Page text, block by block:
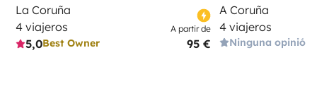
La Coruña
4 viajeros
5,0Best Owner
A partir de
95 €
A Coruña
4 viajeros
Ninguna opinión